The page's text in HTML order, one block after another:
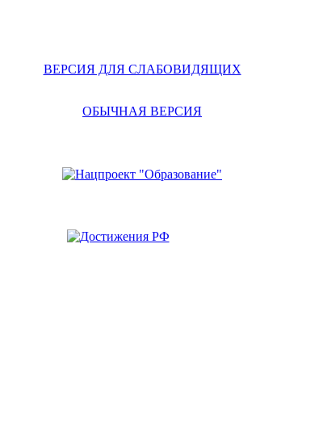
ВЕРСИЯ ДЛЯ СЛАБОВИДЯЩИХ
ОБЫЧНАЯ ВЕРСИЯ